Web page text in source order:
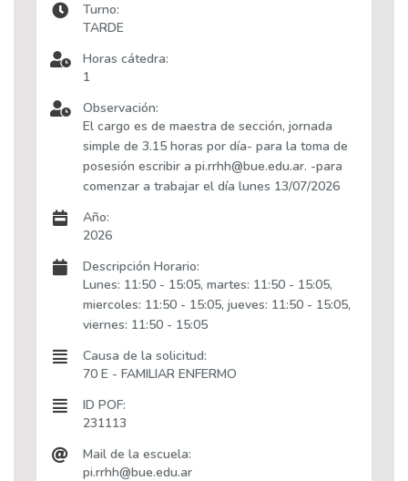
Turno:
TARDE
Horas cátedra:
1
Observación:
El cargo es de maestra de sección, jornada
simple de 3.15 horas por día- para la toma de
posesión escribir a pi.rrhh@bue.edu.ar. -para
comenzar a trabajar el día lunes 13/07/2026
Año:
2026
Descripción Horario:
Lunes: 11:50 - 15:05, martes: 11:50 - 15:05,
miercoles: 11:50 - 15:05, jueves: 11:50 - 15:05,
viernes: 11:50 - 15:05
Causa de la solicitud:
70 E - FAMILIAR ENFERMO
ID POF:
231113
Mail de la escuela:
pi.rrhh@bue.edu.ar